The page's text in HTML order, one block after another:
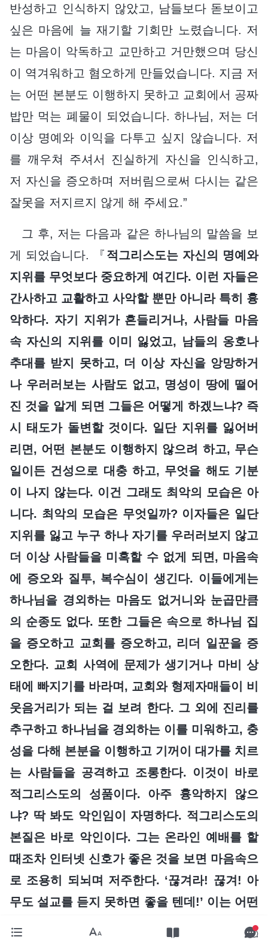
반성하고 인식하지 않았고, 남들보다 돋보이고
싶은 마음에 늘 재기할 기회만 노렸습니다. 저
는 마음이 악독하고 교만하고 거만했으며 당신
이 역겨워하고 혐오하게 만들었습니다. 지금 저
는 어떤 본분도 이행하지 못하고 교회에서 공짜
밥만 먹는 폐물이 되었습니다. 하나님, 저는 더
이상 명예와 이익을 다투고 싶지 않습니다. 저
를 깨우쳐 주셔서 진실하게 자신을 인식하고,
저 자신을 증오하며 저버림으로써 다시는 같은
잘못을 저지르지 않게 해 주세요.”
그 후, 저는 다음과 같은 하나님의 말씀을 보
게 되었습니다. 『 적그리스도는 자신의 명예와
지위를 무엇보다 중요하게 여긴다. 이런 자들은
간사하고 교활하고 사악할 뿐만 아니라 특히 흉
악하다. 자기 지위가 흔들리거나, 사람들 마음
속 자신의 지위를 이미 잃었고, 남들의 옹호나
추대를 받지 못하고, 더 이상 자신을 앙망하거
나 우러러보는 사람도 없고, 명성이 땅에 떨어
진 것을 알게 되면 그들은 어떻게 하겠느냐? 즉
시 태도가 돌변할 것이다. 일단 지위를 잃어버
리면, 어떤 본분도 이행하지 않으려 하고, 무슨
일이든 건성으로 대충 하고, 무엇을 해도 기분
이 나지 않는다. 이건 그래도 최악의 모습은 아
니다. 최악의 모습은 무엇일까? 이자들은 일단
지위를 잃고 누구 하나 자기를 우러러보지 않고
더 이상 사람들을 미혹할 수 없게 되면, 마음속
에 증오와 질투, 복수심이 생긴다. 이들에게는
하나님을 경외하는 마음도 없거니와 눈곱만큼
의 순종도 없다. 또한 그들은 속으로 하나님 집
을 증오하고 교회를 증오하고, 리더 일꾼을 증
오한다. 교회 사역에 문제가 생기거나 마비 상
태에 빠지기를 바라며, 교회와 형제자매들이 비
웃음거리가 되는 걸 보려 한다. 그 외에 진리를
추구하고 하나님을 경외하는 이를 미워하고, 충
성을 다해 본분을 이행하고 기꺼이 대가를 치르
는 사람들을 공격하고 조롱한다. 이것이 바로
적그리스도의 성품이다. 아주 흉악하지 않으
냐? 딱 봐도 악인임이 자명하다. 적그리스도의
본질은 바로 악인이다. 그는 온라인 예배를 할
때조차 인터넷 신호가 좋은 것을 보면 마음속으
로 조용히 되뇌며 저주한다. ‘끊겨라! 끊겨! 아
무도 설교를 듣지 못하면 좋을 텐데!’ 이는 어떤
이는 마귀이다! 이런